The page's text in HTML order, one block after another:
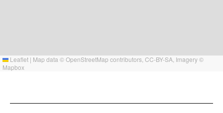
Leaflet | Map data ©OpenStreetMap contributors, CC-BY-SA , Imagery ©
Mapbox